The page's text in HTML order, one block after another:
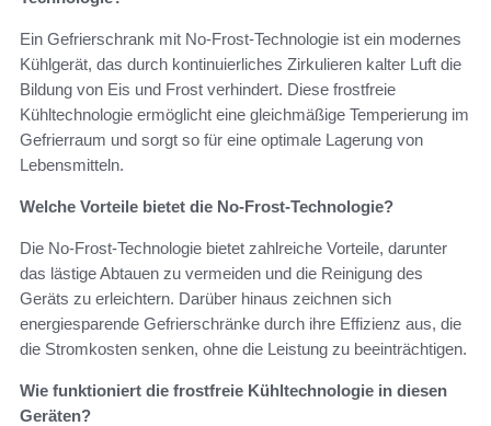
Ein Gefrierschrank mit No-Frost-Technologie ist ein modernes
Kühlgerät, das durch kontinuierliches Zirkulieren kalter Luft die
Bildung von Eis und Frost verhindert. Diese frostfreie
Kühltechnologie ermöglicht eine gleichmäßige Temperierung im
Gefrierraum und sorgt so für eine optimale Lagerung von
Lebensmitteln.
Welche Vorteile bietet die No-Frost-Technologie?
Die No-Frost-Technologie bietet zahlreiche Vorteile, darunter
das lästige Abtauen zu vermeiden und die Reinigung des
Geräts zu erleichtern. Darüber hinaus zeichnen sich
energiesparende Gefrierschränke durch ihre Effizienz aus, die
die Stromkosten senken, ohne die Leistung zu beeinträchtigen.
Wie funktioniert die frostfreie Kühltechnologie in diesen
Geräten?